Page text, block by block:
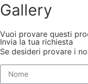
Gallery
Vuoi provare questi
Invia la tua richiesta
Se desideri provare i